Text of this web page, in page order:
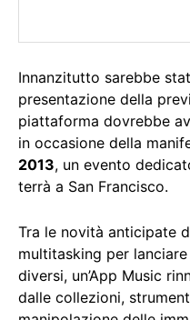
Innanzitutto sarebbe
presentazione della
piattaforma dovrebbe
in occasione della
2013, un evento
terrà a San Francisco.
Tra le novità anticipate
multitasking per
diversi, un’App Music
dalle collezioni,